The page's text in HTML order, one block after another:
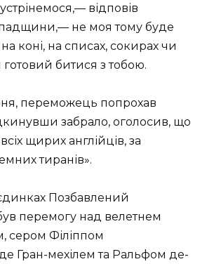
відповів
не моя тому буде
коні, на списах, сокирах чи
битися з тобою.
переможець попрохав
забрало, оголосив, що
щирих англійців, за
тиранів».
Позбавлений
перемогу над велетнем
Філіппом
Гран-мехілем та Ральфом де-